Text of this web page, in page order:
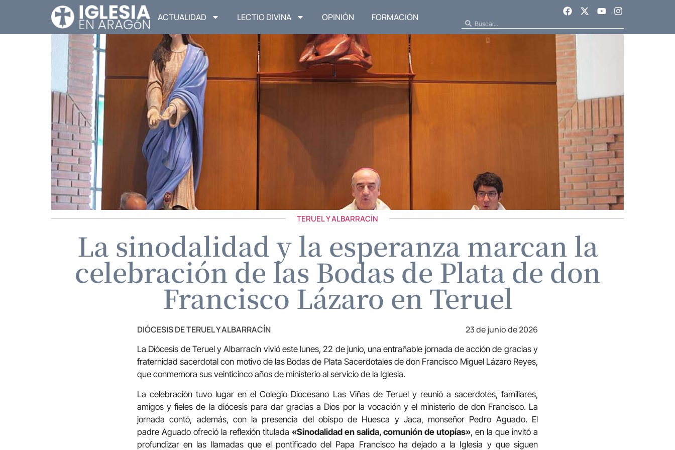
ACTUALIDAD LECTIO DIVINA OPINIÓN FORMACIÓN
TERUEL Y ALBARRACÍN
La sinodalidad y la esperanza marcan la
celebración de las Bodas de Plata de don
Francisco Lázaro en Teruel
DIÓCESIS DE TERUEL Y ALBARRACÍN 23 de junio de 2026
La Diócesis de Teruel y Albarracín vivió este lunes, 22 de junio, una entrañable jornada de acción de gracias y
fraternidad sacerdotal con motivo de las Bodas de Plata Sacerdotales de don Francisco Miguel Lázaro Reyes,
que conmemora sus veinticinco años de ministerio al servicio de la Iglesia.
La celebración tuvo lugar en el Colegio Diocesano Las Viñas de Teruel y reunió a sacerdotes, familiares,
amigos y fieles de la diócesis para dar gracias a Dios por la vocación y el ministerio de don Francisco. La
jornada contó, además, con la presencia del obispo de Huesca y Jaca, monseñor Pedro Aguado. El
padre Aguado ofreció la reflexión titulada «Sinodalidad en salida, comunión de utopías», en la que invitó a
profundizar en las llamadas que el pontificado del Papa Francisco ha dejado a la Iglesia y que siguen